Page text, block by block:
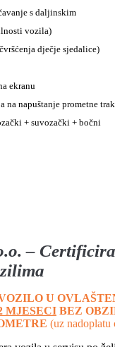
s daljinskim
vozila)
dječje sjedalice)
ekranu
na napuštanje prometne
+ suvozački + bočni
–
U
MJESECI BEZ
(uz nadoplatu